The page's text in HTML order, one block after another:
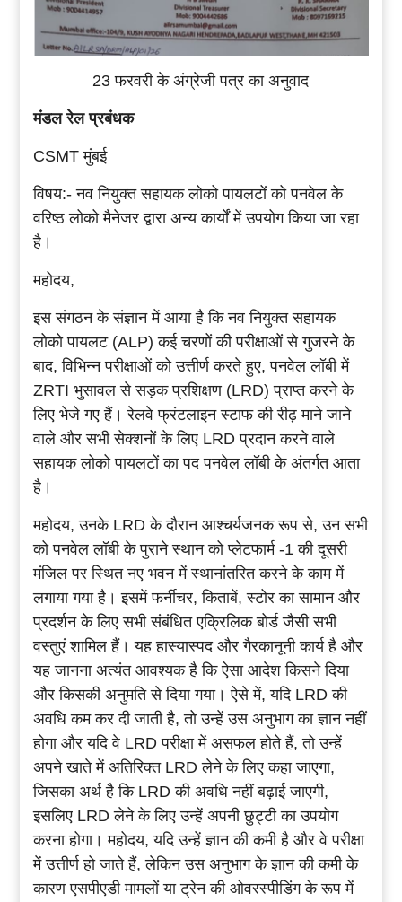
23 फरवरी केअंग्रेजी पत्र का अनुवाद
मंडल रेल प्रबंधक
CSMT मुंबई
विषय:- नव नियुक्त सहायक लोको पायलटों को पनवेल के
वरिष्ठ लोको मैनेजर द्वारा अन्य कार्यों में उपयोग किया जा रहा
है।
महोदय,
इस संगठन के संज्ञान में आया है कि नव नियुक्त सहायक
लोको पायलट (ALP) कई चरणों की परीक्षाओं से गुजरने के
बाद, विभिन्न परीक्षाओं को उत्तीर्ण करते हुए, पनवेल लॉबी में
ZRTI भुसावल से सड़क प्रशिक्षण (LRD)प्राप्त करने के
लिए भेजे गए हैं। रेलवे फ्रंटलाइन स्टाफ की रीढ़ माने जाने
वाले और सभी सेक्शनों के लिए LRDप्रदान करने वाले
सहायक लोको पायलटों का पद पनवेल लॉबी के अंतर्गत आता
है।
महोदय, उनके LRD के दौरान आश्चर्यजनक रूप से, उन सभी
को पनवेल लॉबी के पुराने स्थान को प्लेटफार्म -1 की दूसरी
मंजिल पर स्थित नए भवन में स्थानांतरित करने के काम में
लगाया गया है। इसमें फर्नीचर, किताबें, स्टोर का सामान और
प्रदर्शन के लिए सभी संबंधित एक्रिलिक बोर्ड जैसी सभी
वस्तुएं शामिल हैं। यह हास्यास्पद और गैरकानूनी कार्य है और
यह जानना अत्यंत आवश्यक है कि ऐसा आदेश किसने दिया
और किसकी अनुमति से दिया गया। ऐसे में, यदि LRD की
अवधि कम कर दी जाती है, तो उन्हें उस अनुभाग का ज्ञान नहीं
होगा और यदि वे LRD परीक्षा में असफल होते हैं, तो उन्हें
अपने खाते में अतिरिक्त LRD लेने के लिए कहा जाएगा,
जिसका अर्थ है कि LRD की अवधि नहीं बढ़ाई जाएगी,
इसलिए LRD लेने के लिए उन्हें अपनी छुट्टी का उपयोग
करना होगा। महोदय, यदि उन्हें ज्ञान की कमी है और वे परीक्षा
में उत्तीर्ण हो जाते हैं, लेकिन उस अनुभाग के ज्ञान की कमी के
कारण एसपीएडी मामलों या ट्रेन की ओवरस्पीडिंग के रूप में